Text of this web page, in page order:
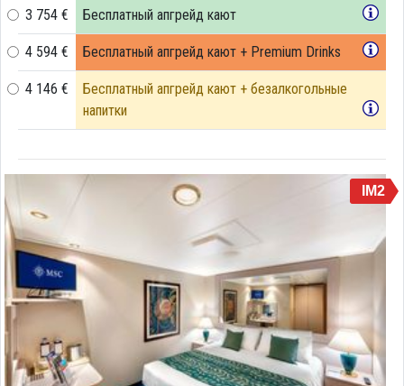
3 754 € Бесплатный апгрейд кают
4 594 € Бесплатный апгрейд кают + Premium Drinks
4 146 €
Бесплатный апгрейд кают + безалкогольные
напитки
IM2